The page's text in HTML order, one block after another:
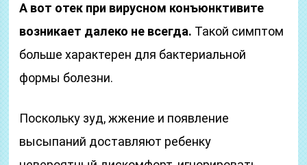
А вот отек при вирусном конъюнктивите
возникает далеко не всегда. Такой симптом
больше характерен для бактериальной
формы болезни.
Поскольку зуд, жжение и появление
высыпаний доставляют ребенку